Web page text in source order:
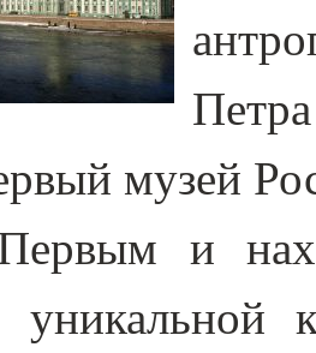
музей
и
уникальной